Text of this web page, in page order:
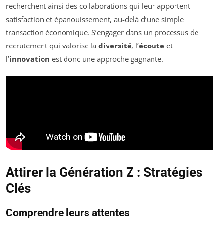
recherchent ainsi des collaborations qui leur apportent
satisfaction et épanouissement, au-delà d’une simple
transaction économique. S’engager dans un processus de
recrutement qui valorise la diversité, l’écoute et
l’innovation est donc une approche gagnante.
Attirer la Génération Z : Stratégies
Clés
Comprendre leurs attentes